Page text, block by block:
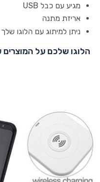
מגיע עם כבל USB
אריזת מתנה
ניתן למיתוג עם הלוגו שלך
הלוגו שלכם על המוצרים